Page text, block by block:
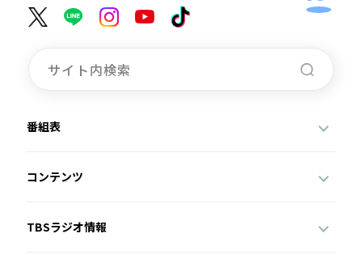
番組表
コンテンツ
TBSラジオ情報